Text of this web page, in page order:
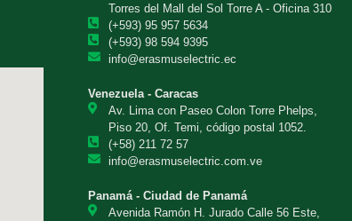
Torres del Mall del Sol Torre A - Oficina 310
(+593) 95 957 5634
(+593) 98 594 9395
info@erasmuselectric.ec
Venezuela - Caracas
Av. Lima con Paseo Colon Torre Phelps,
Piso 20, Of. Temi, código postal 1052.
(+58) 211 72 57
info@erasmuselectric.com.ve
Panamá - Ciudad de Panamá
Avenida Ramón H. Jurado Calle 56 Este,